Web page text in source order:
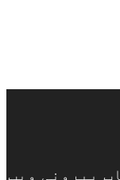
بیرونی ویب